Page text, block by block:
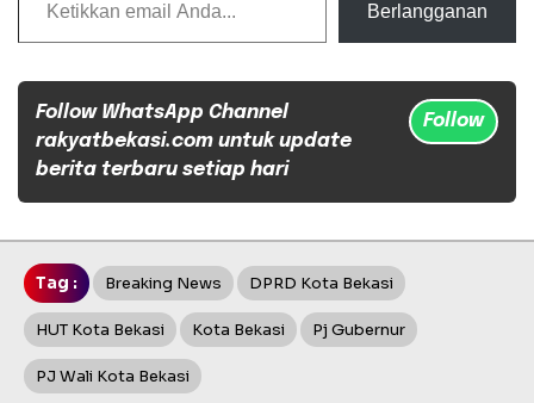
Berlangganan
Follow WhatsApp Channel
rakyatbekasi.com untuk update
berita terbaru setiap hari
Follow
Tag : Breaking News DPRD Kota Bekasi
HUT Kota Bekasi Kota Bekasi Pj Gubernur
PJ Wali Kota Bekasi